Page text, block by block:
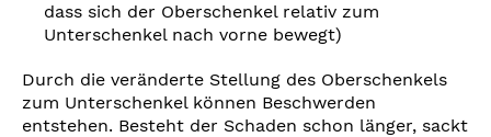
dass sich der Oberschenkel relativ zum
Unterschenkel nach vorne bewegt)
Durch die veränderte Stellung des Oberschenkels
zum Unterschenkel können Beschwerden
entstehen. Besteht der Schaden schon länger, sackt